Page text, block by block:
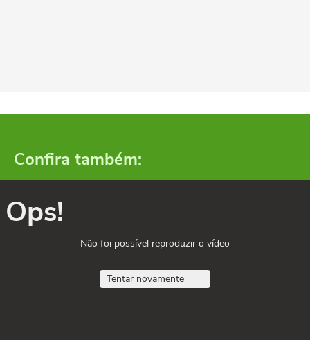
Confira também:
Ops!
Não foi possível reproduzir o vídeo
Tentar novamente